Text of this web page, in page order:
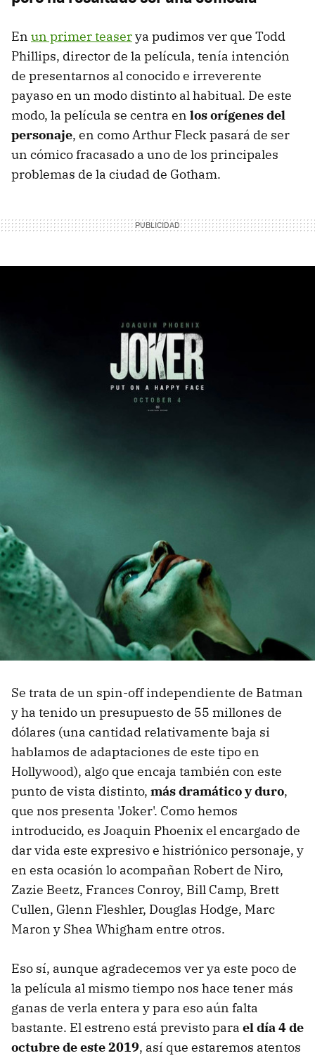
En un primer teaserya pudimos ver que Todd
Phillips, director de la película, tenía intención
de presentarnos al conocido e irreverente
payaso en un modo distinto al habitual. De este
modo, la película se centra en los orígenes del
personaje, en como Arthur Fleck pasará de ser
un cómico fracasado a uno de los principales
problemas de la ciudad de Gotham.
Se trata de un spin-off independiente de Batman
y ha tenido un presupuesto de 55 millones de
dólares (una cantidad relativamente baja si
hablamos de adaptaciones de este tipo en
Hollywood), algo que encaja también con este
punto de vista distinto, más dramático y duro,
que nos presenta 'Joker'. Como hemos
introducido, es Joaquin Phoenix el encargado de
dar vida este expresivo e histriónico personaje, y
en esta ocasión lo acompañan Robert de Niro,
Zazie Beetz, Frances Conroy, Bill Camp, Brett
Cullen, Glenn Fleshler, Douglas Hodge, Marc
Maron y Shea Whigham entre otros.
Eso sí, aunque agradecemos ver ya este poco de
la película al mismo tiempo nos hace tener más
ganas de verla entera y para eso aún falta
bastante. El estreno está previsto para el día 4 de
octubre de este 2019, así que estaremos atentos